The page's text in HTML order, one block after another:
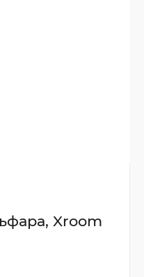
Xroom